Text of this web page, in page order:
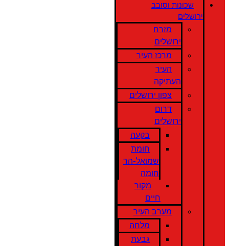
שכונות וסובב
ירושלים
מזרח
ירושלים
מרכז העיר
העיר
העתיקה
צפון ירושלים
דרום
ירושלים
בקעה
חומת
שמואל-הר
חומה
מקור
חיים
מערב העיר
מלחה
גבעת